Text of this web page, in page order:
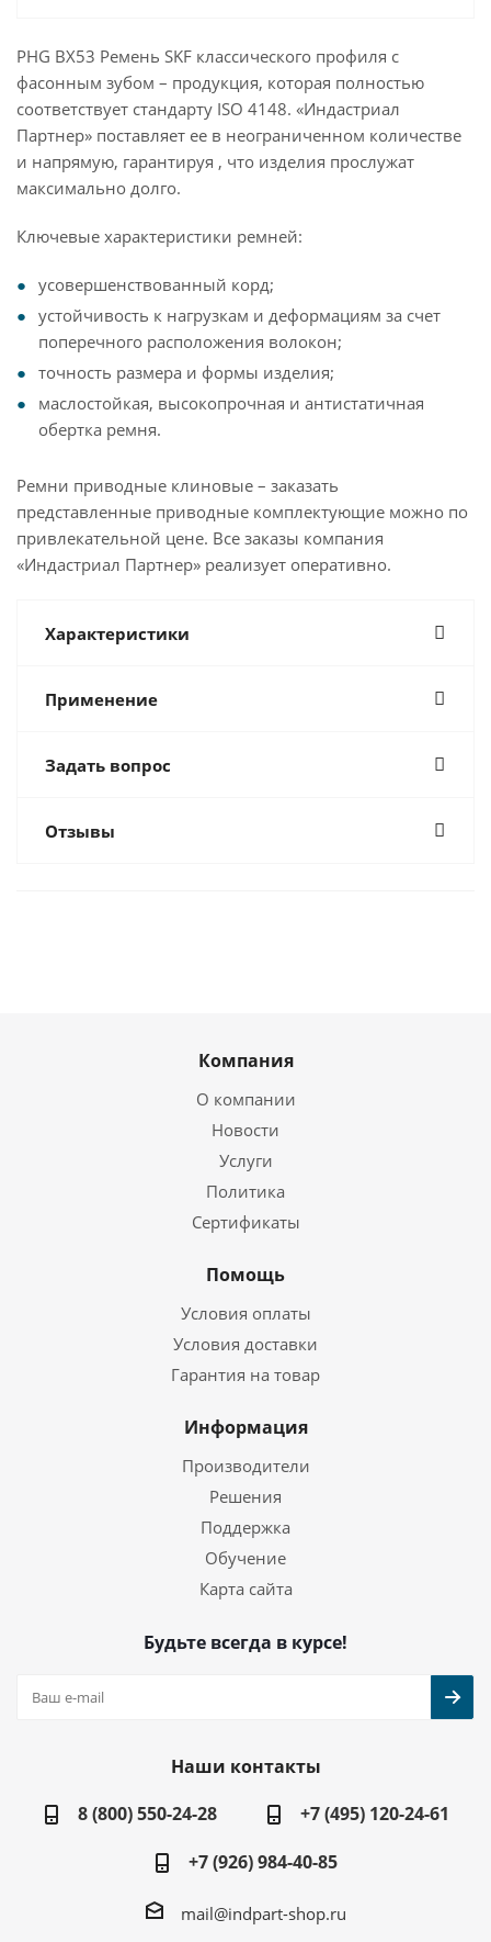
PHG BX53 Ремень SKF классического профиля с
фасонным зубом – продукция, которая полностью
соответствует стандарту ISO 4148. «Индастриал
Партнер» поставляет ее в неограниченном количестве
и напрямую, гарантируя , что изделия прослужат
максимально долго.
Ключевые характеристики ремней:
усовершенствованный корд;
устойчивость к нагрузкам и деформациям за счет
поперечного расположения волокон;
точность размера и формы изделия;
маслостойкая, высокопрочная и антистатичная
обертка ремня.
Ремни приводные клиновые – заказать
представленные приводные комплектующие можно по
привлекательной цене. Все заказы компания
«Индастриал Партнер» реализует оперативно.
Характеристики
Применение
Задать вопрос
Отзывы
Компания
О компании
Новости
Услуги
Политика
Сертификаты
Помощь
Условия оплаты
Условия доставки
Гарантия на товар
Информация
Производители
Решения
Поддержка
Обучение
Карта сайта
Будьте всегда в курсе!
Наши контакты
8 (800) 550-24-28
+7 (495) 120-24-61
+7 (926) 984-40-85
mail@indpart-shop.ru